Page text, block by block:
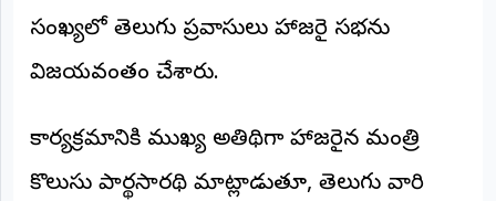
రిపోర్టర్స్
(REPORTERS
మా
రిపోర్టర్లు
సంఖ్యలో తెలుగు ప్రవాసులు హాజరై సభను
విజయవంతం చేశారు.
కార్యక్రమానికి ముఖ్య అతిథిగా హాజరైన మంత్రి
కొలుసు పార్థసారథి మాట్లాడుతూ, తెలుగు వారి